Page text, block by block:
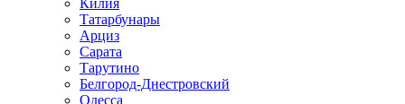
Килия
Татарбунары
Арциз
Сарата
Тарутино
Белгород-Днестровский
Одесса